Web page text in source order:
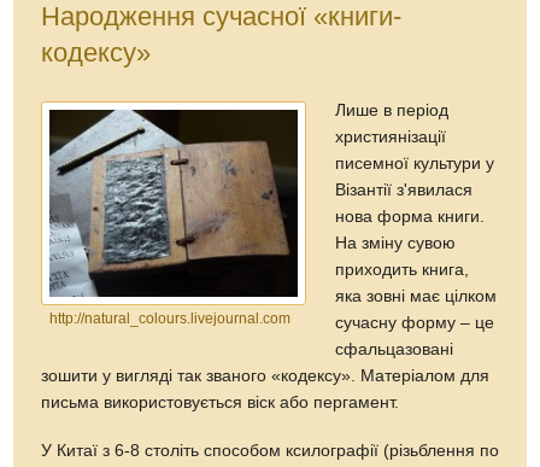
Народження сучасної «книги-
кодексу»
http://natural_colours.livejournal.com
Лише в період
християнізації
писемної культури у
Візантії з'явилася
нова форма книги.
На зміну сувою
приходить книга,
яка зовні має цілком
сучасну форму – це
сфальцазовані
зошити у вигляді так званого «кодексу». Матеріалом для
письма використовується віск або пергамент.
У Китаї з 6-8 століть способом ксилографії (різьблення по